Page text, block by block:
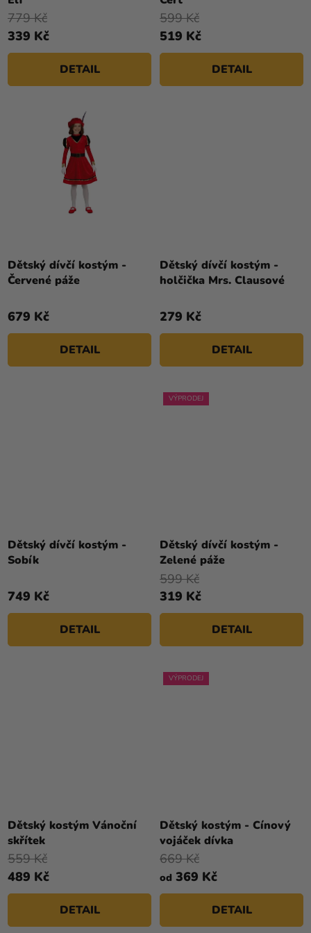
339 Kč
779 Kč
DETAIL
519 Kč
599 Kč
DETAIL
Dětský dívčí kostým -
Červené páže
679 Kč
DETAIL
Dětský dívčí kostým -
holčička Mrs. Clausové
279 Kč
DETAIL
Dětský dívčí kostým -
Sobík
749 Kč
DETAIL
VÝPRODEJ
Dětský dívčí kostým -
Zelené páže
319 Kč
599 Kč
DETAIL
Dětský kostým Vánoční
skřítek
489 Kč
559 Kč
DETAIL
VÝPRODEJ
Dětský kostým - Cínový
vojáček dívka
od 369 Kč
669 Kč
DETAIL